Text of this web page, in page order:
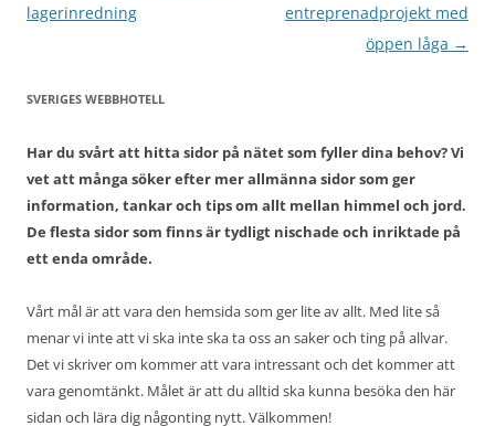
lagerinredning
entreprenadprojekt med
öppen låga →
SVERIGES WEBBHOTELL
Har du svårt att hitta sidor på nätet som fyller dina behov? Vi
vet att många söker efter mer allmänna sidor som ger
information, tankar och tips om allt mellan himmel och jord.
De flesta sidor som finns är tydligt nischade och inriktade på
ett enda område.
Vårt mål är att vara den hemsida som ger lite av allt. Med lite så
menar vi inte att vi ska inte ska ta oss an saker och ting på allvar.
Det vi skriver om kommer att vara intressant och det kommer att
vara genomtänkt. Målet är att du alltid ska kunna besöka den här
sidan och lära dig någonting nytt. Välkommen!